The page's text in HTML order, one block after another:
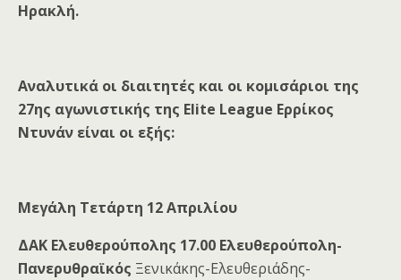
Ηρακλή.
Αναλυτικά οι διαιτητές και οι κομισάριοι της
27ης αγωνιστικής της Elite League Ερρίκος
Ντυνάν είναι οι εξής:
Μεγάλη Τετάρτη 12 Απριλίου
ΔΑΚ Ελευθερούπολης 17.00 Ελευθερούπολη-
Πανερυθραϊκός Ξενικάκης-Ελευθεριάδης-